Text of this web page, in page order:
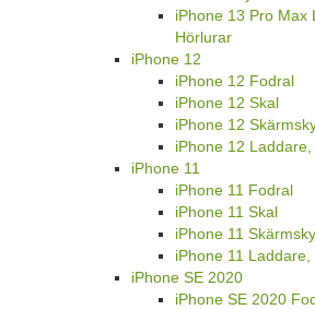
iPhone 13 Pro Max
Hörlurar
iPhone 12
iPhone 12 Fodral
iPhone 12 Skal
iPhone 12
iPhone 12
iPhone 11
iPhone 11 Fodral
iPhone 11 Skal
iPhone 11
iPhone 11
iPhone SE 2020
iPhone SE 2020